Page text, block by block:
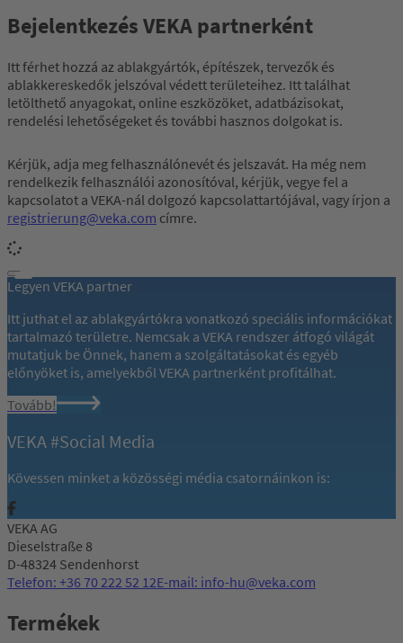
Bejelentkezés VEKA partnerként
Itt férhet hozzá az ablakgyártók, építészek, tervezők és
ablakkereskedők jelszóval védett területeihez. Itt találhat
letölthető anyagokat, online eszközöket, adatbázisokat,
rendelési lehetőségeket és további hasznos dolgokat is.
Kérjük, adja meg felhasználónevét és jelszavát. Ha még nem
rendelkezik felhasználói azonosítóval, kérjük, vegye fel a
kapcsolatot a VEKA-nál dolgozó kapcsolattartójával, vagy írjon a
registrierung@veka.com címre.
Legyen VEKA partner
Itt juthat el az ablakgyártókra vonatkozó speciális információkat
tartalmazó területre. Nemcsak a VEKA rendszer átfogó világát
mutatjuk be Önnek, hanem a szolgáltatásokat és egyéb
előnyöket is, amelyekből VEKA partnerként profitálhat.
Tovább!
VEKA #Social Media
Kövessen minket a közösségi média csatornáinkon is:
VEKA AG
Dieselstraße 8
D-48324 Sendenhorst
Telefon: +36 70 222 52 12E-mail: info-hu@veka.com
Termékek